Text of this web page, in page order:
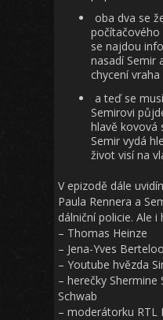
oba dva se
počítačového
se najdou
nasadí Semir
chycení vraha
a teď se
Semirovi
hlavě kovová
Semir vydá
život visí na
V epizodě dále
Paula Rennera a
dálniční policie. Ale i
– Thomas Heinze
– Jena-Yves
– Youtube hvězda
– herečky Shermine
Schwab
– moderátorku RTL